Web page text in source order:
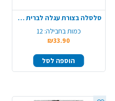
סלסלה בצורת עגלה לברית 12 יח' - תכלת
כמות בחבילה: 12
₪33.90
הוספה לסל